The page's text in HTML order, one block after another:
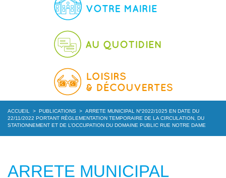
ACCUEIL > PUBLICATIONS > ARRETE MUNICIPAL N°2022/1025 EN DATE DU
22/11/2022 PORTANT RÈGLEMENTATION TEMPORAIRE DE LA CIRCULATION, DU
STATIONNEMENT ET DE L’OCCUPATION DU DOMAINE PUBLIC RUE NOTRE DAME
ARRETE MUNICIPAL